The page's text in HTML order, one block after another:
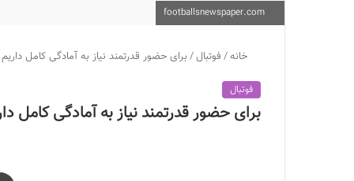
خانه/ فوتبال/ برای حضور قدرتمند نیاز به آمادگی کامل داریم
فوتبال
برای حضور قدرتمند نیاز به آمادگی کامل